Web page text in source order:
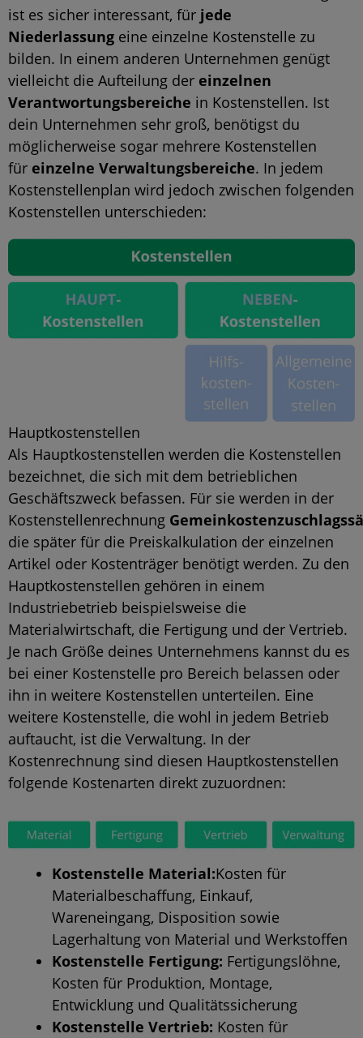
ist es sicher interessant, für jede
Niederlassung eine einzelne Kostenstelle zu
bilden. In einem anderen Unternehmen genügt
vielleicht die Aufteilung der einzelnen
Verantwortungsbereiche in Kostenstellen. Ist
dein Unternehmen sehr groß, benötigst du
möglicherweise sogar mehrere Kostenstellen
für einzelne Verwaltungsbereiche. In jedem
Kostenstellenplan wird jedoch zwischen folgenden
Kostenstellen unterschieden:
Hauptkostenstellen
Als Hauptkostenstellen werden die Kostenstellen
bezeichnet, die sich mit dem betrieblichen
Geschäftszweck befassen. Für sie werden in der
Kostenstellenrechnung
die später für die Preiskalkulation der einzelnen
Artikel oder Kostenträger benötigt werden. Zu den
Hauptkostenstellen gehören in einem
Industriebetrieb beispielsweise die
Materialwirtschaft, die Fertigung und der Vertrieb.
Je nach Größe deines Unternehmens kannst du es
bei einer Kostenstelle pro Bereich belassen oder
ihn in weitere Kostenstellen unterteilen. Eine
weitere Kostenstelle, die wohl in jedem Betrieb
auftaucht, ist die Verwaltung. In der
Kostenrechnung sind diesen Hauptkostenstellen
folgende Kostenarten direkt zuzuordnen:
Kostenstelle Material:Kosten für
Materialbeschaffung, Einkauf,
Wareneingang, Disposition sowie
Lagerhaltung von Material und Werkstoffen
Kostenstelle Fertigung: Fertigungslöhne,
Kosten für Produktion, Montage,
Entwicklung und Qualitätssicherung
Kostenstelle Vertrieb: Kosten für